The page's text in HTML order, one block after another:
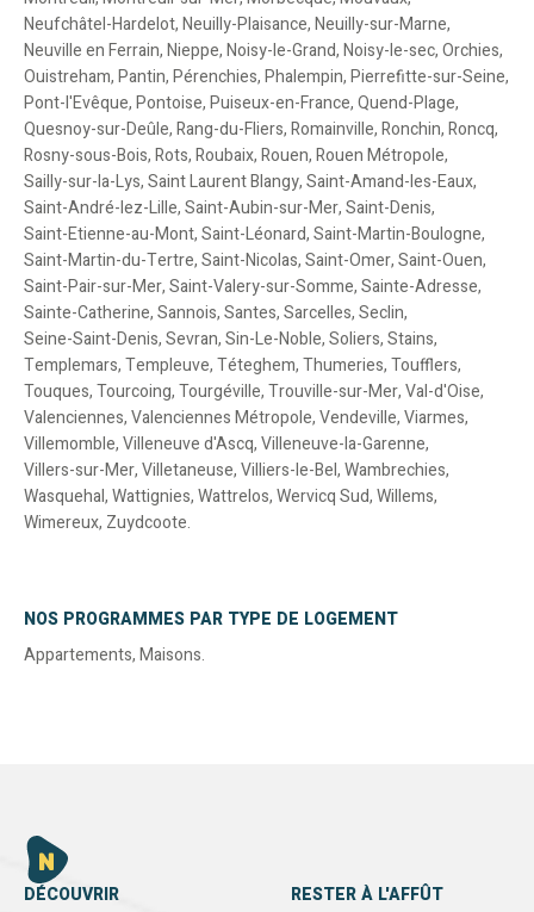
Neufchâtel-Hardelot,Neuilly-Plaisance,Neuilly-sur-Marne,
Neuville en Ferrain,Nieppe,Noisy-le-Grand,Noisy-le-sec,Orchies,
Ouistreham,Pantin,Pérenchies,Phalempin,Pierrefitte-sur-Seine,
Pont-l'Evêque,Pontoise,Puiseux-en-France,Quend-Plage,
Quesnoy-sur-Deûle,Rang-du-Fliers,Romainville,Ronchin,Roncq,
Rosny-sous-Bois,Rots,Roubaix,Rouen,Rouen Métropole,
Sailly-sur-la-Lys,Saint Laurent Blangy,Saint-Amand-les-Eaux,
Saint-André-lez-Lille,Saint-Aubin-sur-Mer,Saint-Denis,
Saint-Etienne-au-Mont,Saint-Léonard,Saint-Martin-Boulogne,
Saint-Martin-du-Tertre,Saint-Nicolas,Saint-Omer,Saint-Ouen,
Saint-Pair-sur-Mer,Saint-Valery-sur-Somme,Sainte-Adresse,
Sainte-Catherine,Sannois,Santes,Sarcelles,Seclin,
Seine-Saint-Denis,Sevran,Sin-Le-Noble,Soliers,Stains,
Templemars,Templeuve,Téteghem,Thumeries,Toufflers,
Touques,Tourcoing,Tourgéville,Trouville-sur-Mer,Val-d'Oise,
Valenciennes,Valenciennes Métropole,Vendeville,Viarmes,
Villemomble,Villeneuve d'Ascq,Villeneuve-la-Garenne,
Villers-sur-Mer,Villetaneuse,Villiers-le-Bel,Wambrechies,
Wasquehal,Wattignies,Wattrelos,Wervicq Sud,Willems,
Wimereux, Zuydcoote.
NOS PROGRAMMES PAR TYPE DE LOGEMENT
Appartements,Maisons.
DÉCOUVRIR
RESTER À L'AFFÛT